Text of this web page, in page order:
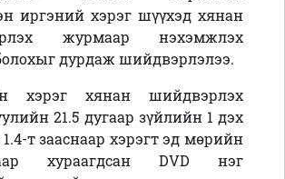
иргэний хэрэг шүүхэд хянан
журмаар нэхэмжлэх
дурдаж шийдвэрлэлээ.
хэрэг хянан шийдвэрлэх
21.5 дугаар зүйлийн 1 дэх
т зааснаар хэрэгт эд мөрийн
хураагдсан DVD нэг